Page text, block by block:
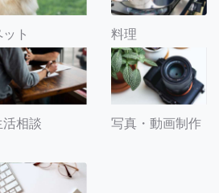
ット 料理
活相談 写真・動画制作